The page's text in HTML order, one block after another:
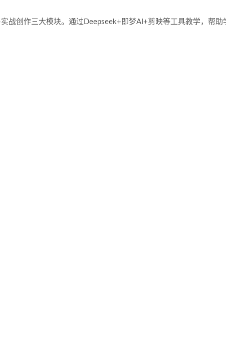
创作三大模块。通过Deepseek+即梦AI+剪映等工具教学，帮助